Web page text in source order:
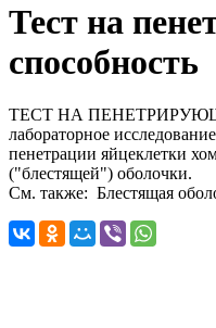
Тест на
способность
ТЕСТ НА
лабораторное
пенетрации яйцеклетки
("блестящей") оболочки.
См. также: Блестящая